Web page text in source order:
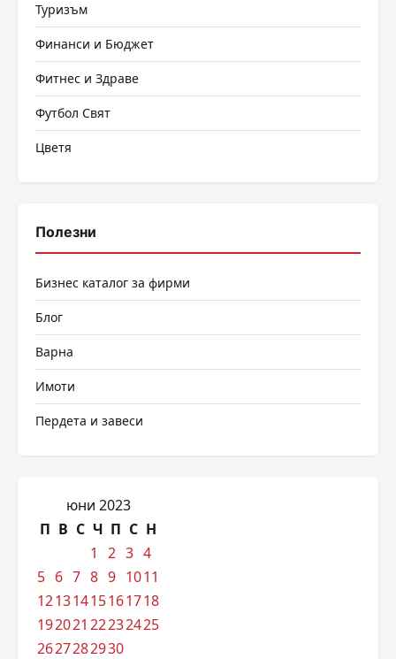
Туризъм
Финанси и Бюджет
Фитнес и Здраве
Футбол Свят
Цветя
Полезни
Бизнес каталог за фирми
Блог
Варна
Имоти
Пердета и завеси
юни 2023
П В С Ч П С Н
1
2 3 4
5 6 7 8 9 1011
12131415161718
192021 22232425
2627282930